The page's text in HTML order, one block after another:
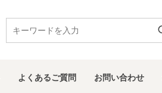
よくあるご質問 お問い合わせ